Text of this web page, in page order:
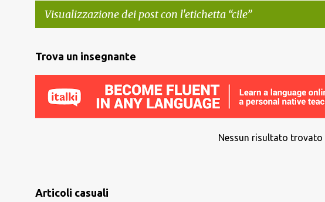
Visualizzazione dei post con l'etichetta cile
P
o
Trova un insegnante
Nessun risultato trovato
Articoli casuali